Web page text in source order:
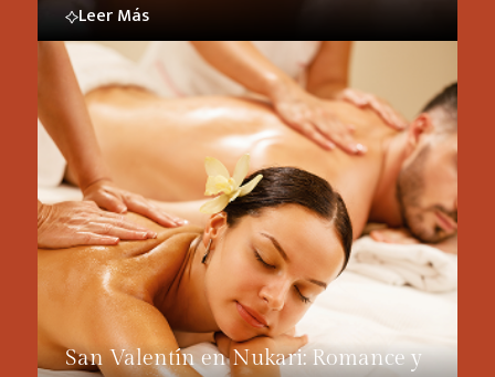
Leer Más
San Valentín en Nukari: Romance y